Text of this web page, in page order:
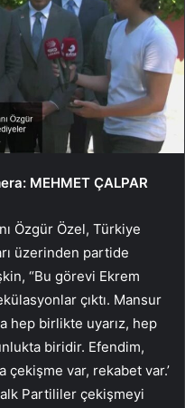
MEHMET ÇALPAR
Özgür Özel, Türkiye
üzerinden partide
“Bu görevi Ekrem
çıktı. Mansur
hep birlikte uyarız, hep
biridir. Efendim,
çekişme var, rekabet var.’
Partililer çekişmeyi